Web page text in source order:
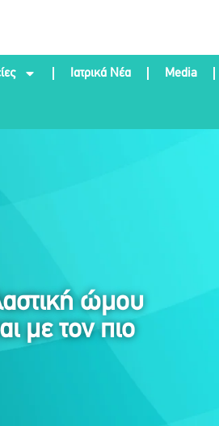
Ιατρικά Νέα Media
ώμου
με τον πιο